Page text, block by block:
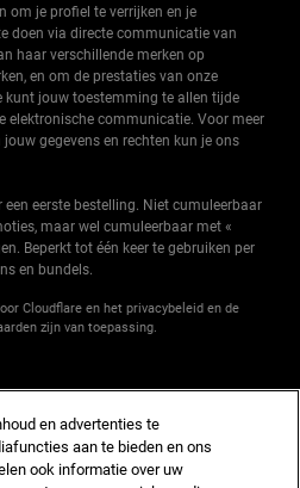
om je profiel te verrijken en je
doen via directe communicatie van
haar verschillende merken op
en om de prestaties van onze
jouw toestemming te allen tijde
elektronische communicatie. Voor meer
gegevens en rechten kun je ons
eerste bestelling. Niet cumuleerbaar
maar wel cumuleerbaar met «
Beperkt tot één keer te gebruiken per
en bundels.
Cloudflare en het privacybeleid en de
zijn van toepassing.
en advertenties te
aan te bieden en ons
ook informatie over uw